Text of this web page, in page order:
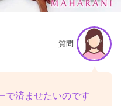
質問
で済ませたいのです